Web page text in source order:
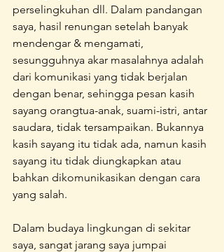
perselingkuhan dll. Dalam pandangan
saya, hasil renungan setelah banyak
mendengar & mengamati,
sesungguhnya akar masalahnya adalah
dari komunikasi yang tidak berjalan
dengan benar, sehingga pesan kasih
sayang orangtua-anak, suami-istri, antar
saudara, tidak tersampaikan. Bukannya
kasih sayang itu tidak ada, namun kasih
sayang itu tidak diungkapkan atau
bahkan dikomunikasikan dengan cara
yang salah.
Dalam budaya lingkungan di sekitar
saya, sangat jarang saya jumpai